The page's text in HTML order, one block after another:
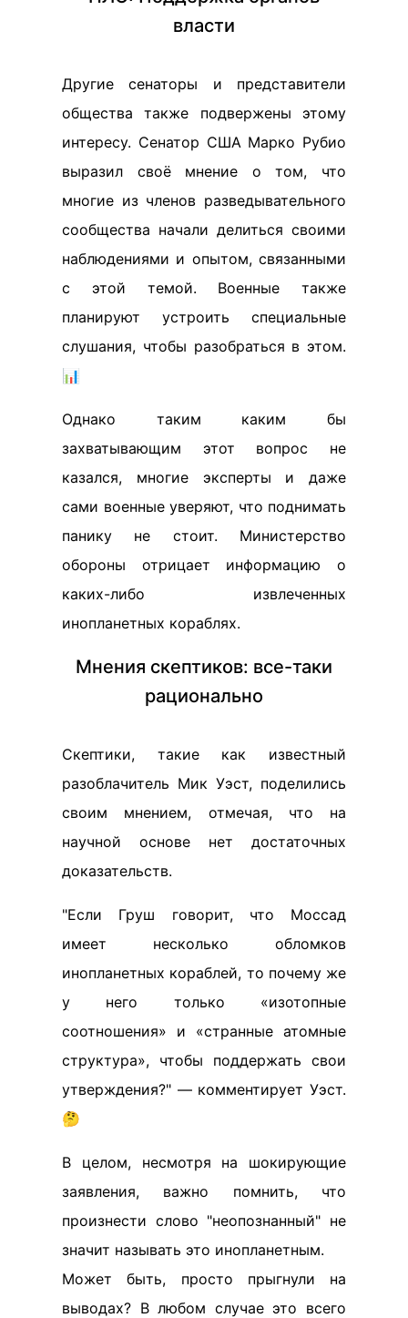
власти
Другие сенаторы и представители
общества также подвержены этому
интересу. Сенатор США Марко Рубио
выразил своё мнение о том, что
многие из членов разведывательного
сообщества начали делиться своими
наблюдениями и опытом, связанными
с этой темой. Военные также
планируют устроить специальные
слушания, чтобы разобраться в этом.
📊
Однако таким каким бы
захватывающим этот вопрос не
казался, многие эксперты и даже
сами военные уверяют, что поднимать
панику не стоит. Министерство
обороны отрицает информацию о
каких-либо извлеченных
инопланетных кораблях.
Мнения скептиков: все-таки
рационально
Скептики, такие как известный
разоблачитель Мик Уэст, поделились
своим мнением, отмечая, что на
научной основе нет достаточных
доказательств.
"Если Груш говорит, что Моссад
имеет несколько обломков
инопланетных кораблей, то почему же
у него только «изотопные
соотношения» и «странные атомные
структура», чтобы поддержать свои
утверждения?" — комментирует Уэст.
🤔
В целом, несмотря на шокирующие
заявления, важно помнить, что
произнести слово "неопознанный" не
значит называть это инопланетным.
Может быть, просто прыгнули на
выводах? В любом случае это всего